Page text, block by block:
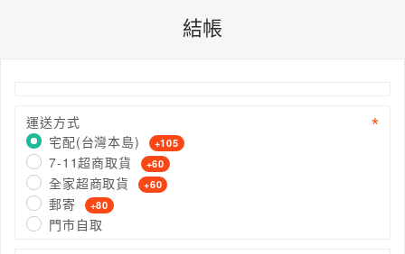
結帳
運送方式
宅配(台灣本島)
+105
7-11超商取貨 +60
全家超商取貨 +60
郵寄 +80
門市自取